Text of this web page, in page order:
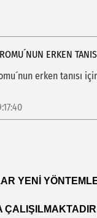
ERKEN
erken tanısı
YENI